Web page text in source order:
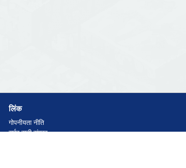
लिंक
गोपनीयता नीति
सर्वर सूची संग्रह